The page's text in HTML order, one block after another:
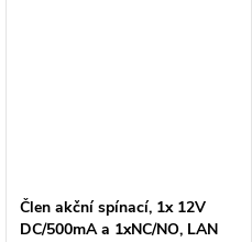
Člen akční spínací, 1x 12V
DC/500mA a 1xNC/NO, LAN